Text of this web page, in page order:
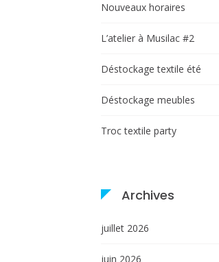
Nouveaux horaires
L’atelier à Musilac #2
Déstockage textile été
Déstockage meubles
Troc textile party
Archives
juillet 2026
juin 2026